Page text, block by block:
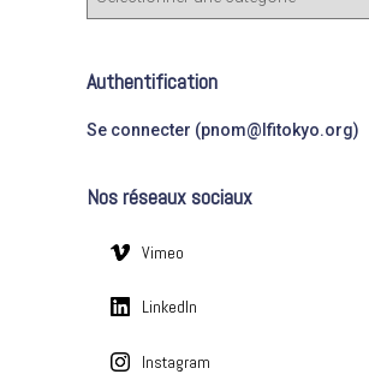
e
g
o
e
Authentification
Se connecter (pnom@lfitokyo.org)
Nos réseaux sociaux
Vimeo
LinkedIn
Instagram